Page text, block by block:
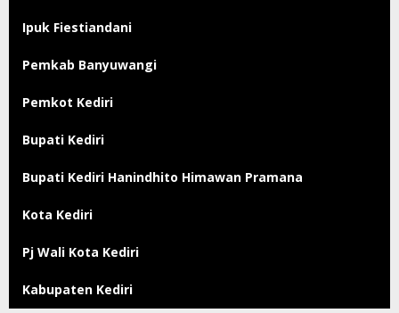
Ipuk Fiestiandani
Pemkab Banyuwangi
Pemkot Kediri
Bupati Kediri
Bupati Kediri Hanindhito Himawan Pramana
Kota Kediri
Pj Wali Kota Kediri
Kabupaten Kediri